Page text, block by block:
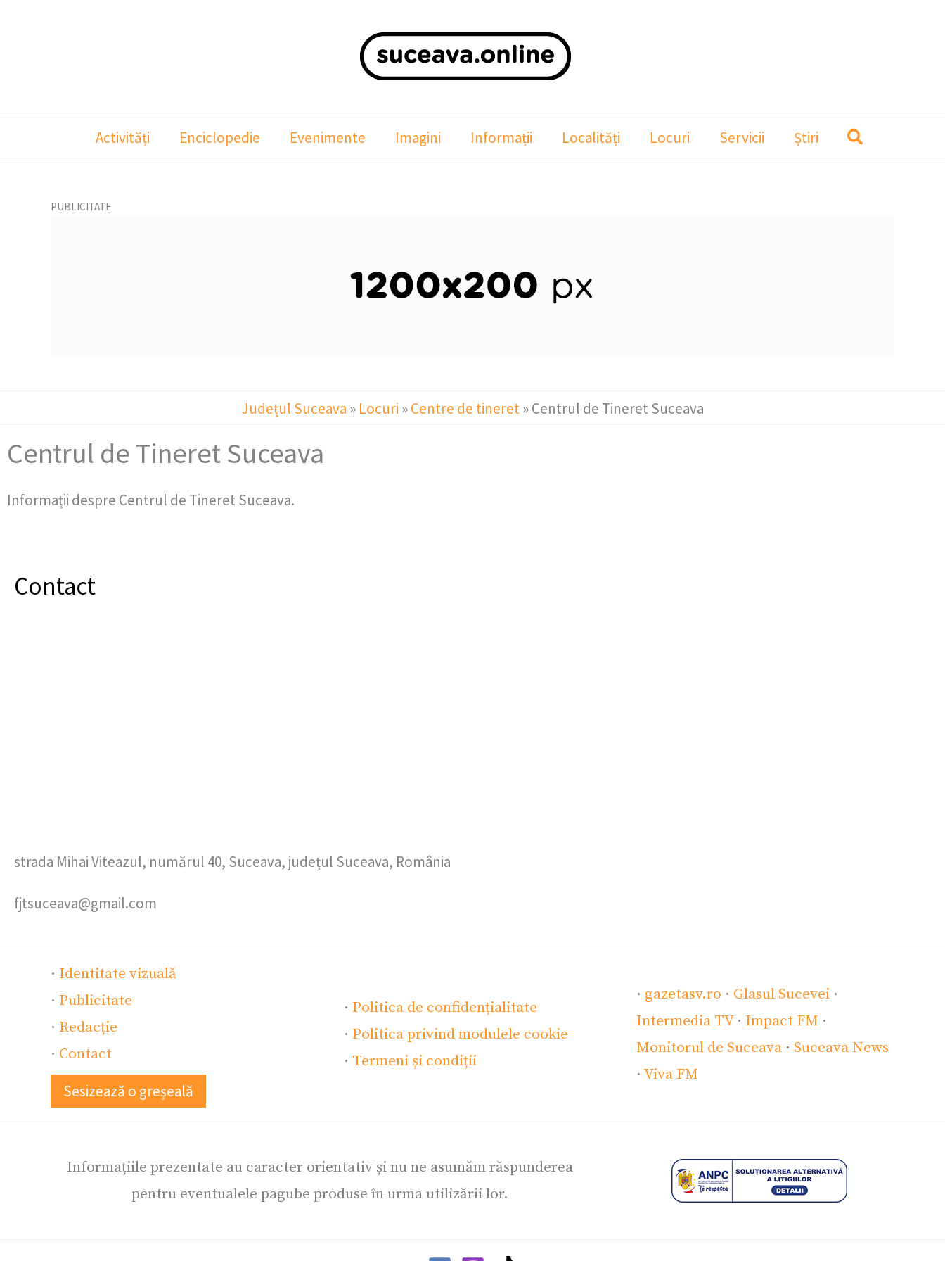
Activități Enciclopedie Evenimente Imagini Informații Localități Locuri Servicii Știri
PUBLICITATE
Județul Suceava » Locuri »Centre de tineret»Centrul de Tineret Suceava
Centrul de Tineret Suceava
Informații despre Centrul de Tineret Suceava.
Contact
strada Mihai Viteazul, numărul 40, Suceava, județul Suceava, România
fjtsuceava@gmail.com
· Identitate vizuală
· Publicitate
· Redacție
· Contact
Sesizează o greșeală
· Politica de confidențialitate
· Politica privind modulele cookie
· Termeni și condiții
· gazetasv.ro · Glasul Sucevei ·
Intermedia TV· Impact FM ·
Monitorul de Suceava · Suceava News
·Viva FM
Informațiile prezentate au caracter orientativ și nu ne asumăm răspunderea
pentru eventualele pagube produse în urma utilizării lor.